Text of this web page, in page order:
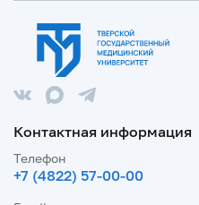
Контактная информация
Телефон
+7 (4822) 57-00-00